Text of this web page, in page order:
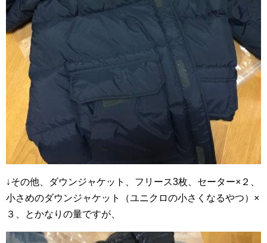
↓その他、ダウンジャケット、フリース3枚、セーター×２、
小さめのダウンジャケット（ユニクロの小さくなるやつ）×
３、とかなりの量ですが、